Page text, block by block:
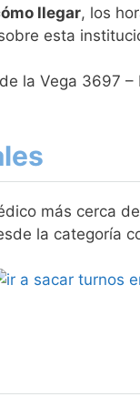
llegar, los
esta
la Vega 3697
más cerca
la categoría